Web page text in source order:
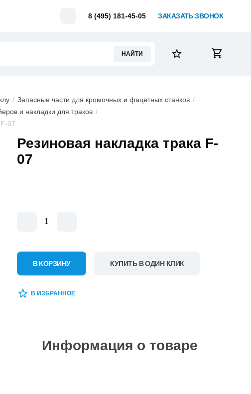
НАЙТИ
Telegram8 (495) 181-45-05 ЗАКАЗАТЬ ЗВОНОК
Запасные части для кромочных и фацетных станков
и накладки для траков
07
Резиновая накладка трака F-
07
В КОРЗИНУ КУПИТЬ В ОДИН КЛИК
В ИЗБРАННОЕ
Информация о товаре